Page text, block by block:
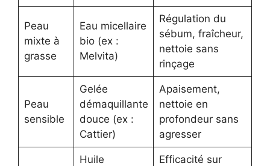
Peau
mixte à
grasse
Eau micellaire
bio (ex :
Melvita)
Régulation du
sébum, fraîcheur,
nettoie sans
rinçage
Peau
sensible
Gelée
démaquillante
douce (ex :
Cattier)
Apaisement,
nettoie en
profondeur sans
agresser
Huile
Efficacité sur